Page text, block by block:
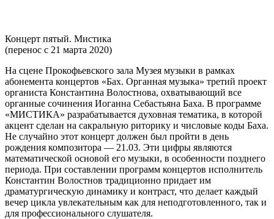
Концерт пятый. Мистика
(перенос с 21 марта 2020)
На сцене Прокофьевского зала Музея музыки в рамках
абонемента концертов «Бах. Органная музыка» третий проект
органиста Константина Волостнова, охватывающий все
органные сочинения Иоганна Себастьяна Баха. В программе
«МИСТИКА» разрабатывается духовная тематика, в которой
акцент сделан на сакральную риторику и числовые коды Баха.
Не случайно этот концерт должен был пройти в день
рождения композитора — 21.03. Эти цифры являются
математической основой его музыки, в особенности позднего
периода. При составлении программ концертов исполнитель
Константин Волостнов традиционно придает им
драматургическую динамику и контраст, что делает каждый
вечер цикла увлекательным как для неподготовленного, так и
для профессионального слушателя.